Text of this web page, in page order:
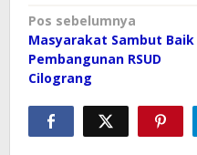
Navigasi
pos
Pos sebelumnya
Masyarakat Sambut Baik
Pembangunan RSUD
Cilograng